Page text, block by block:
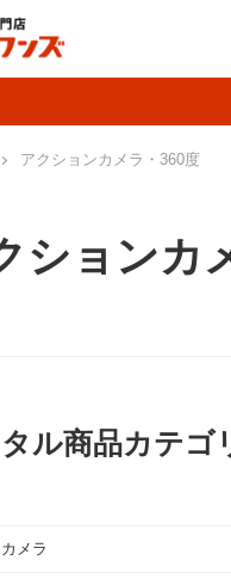
アクションカメラ・360度
ションカ
ル商品カテゴ
メラ